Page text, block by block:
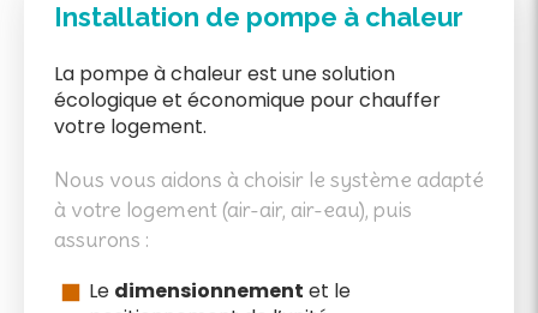
Installation de pompe à chaleur
La pompe à chaleur est une solution
écologique et économique pour chauffer
votre logement.
Nous vous aidons à choisir le système adapté
à votre logement (air-air, air-eau), puis
assurons :
Le dimensionnement et le